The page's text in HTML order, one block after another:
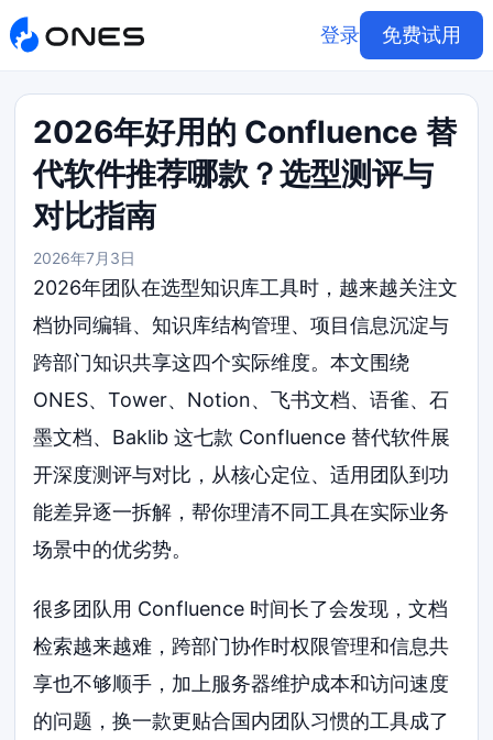
登录 免费试用
2026年好用的 Confluence 替
代软件推荐哪款？选型测评与
对比指南
2026年7月3日
2026年团队在选型知识库工具时，越来越关注文
档协同编辑、知识库结构管理、项目信息沉淀与
跨部门知识共享这四个实际维度。本文围绕
ONES、Tower、Notion、飞书文档、语雀、石
墨文档、Baklib 这七款 Confluence 替代软件展
开深度测评与对比，从核心定位、适用团队到功
能差异逐一拆解，帮你理清不同工具在实际业务
场景中的优劣势。
很多团队用 Confluence 时间长了会发现，文档
检索越来越难，跨部门协作时权限管理和信息共
享也不够顺手，加上服务器维护成本和访问速度
的问题，换一款更贴合国内团队习惯的工具成了